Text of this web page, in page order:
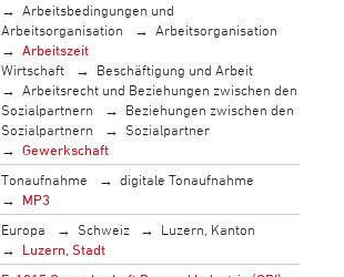
Arbeitsbedingungen und
Arbeitsorganisation
Arbeitsorganisation
Arbeitszeit
Wirtschaft
Beschäftigung und Arbeit
Arbeitsrecht und Beziehungen zwischen den
Sozialpartnern
Beziehungen zwischen den
Sozialpartnern
Sozialpartner
Gewerkschaft
Tonaufnahme
digitale Tonaufnahme
MP3
Europa Schweiz
Luzern, Kanton
Luzern, Stadt